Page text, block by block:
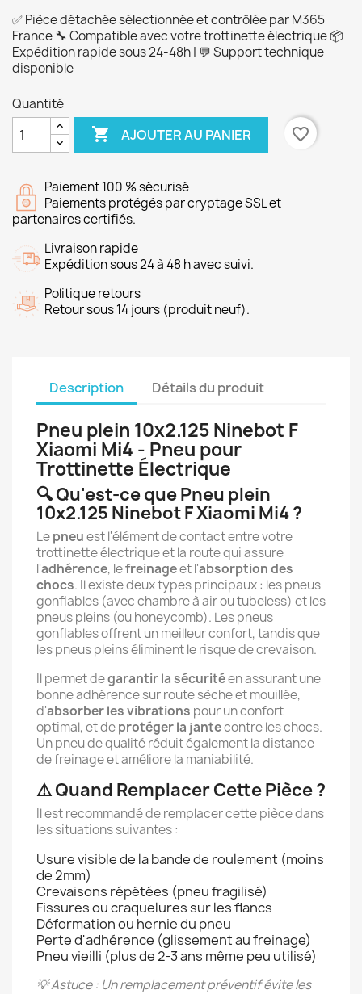
✅ Pièce détachée sélectionnée et contrôlée par M365
France 🔧 Compatible avec votre trottinette électrique 📦
Expédition rapide sous 24-48h | 💬 Support technique
disponible
Quantité
 AJOUTER AU PANIER favorite_border
Paiement 100 % sécurisé
Paiements protégés par cryptage SSL et
partenaires certifiés.
Livraison rapide
Expédition sous 24 à 48 h avec suivi.
Politique retours
Retour sous 14 jours (produit neuf).
Description Détails du produit
Pneu plein 10x2.125 Ninebot F
Xiaomi Mi4 - Pneu pour
Trottinette Électrique
🔍 Qu'est-ce que Pneu plein
10x2.125 Ninebot F Xiaomi Mi4 ?
Lepneuest l'élément de contact entre votre
trottinette électrique et la route qui assure
l'adhérence, lefreinageet l'absorption des
chocs. Il existe deux types principaux : les pneus
gonflables (avec chambre à air ou tubeless) et les
pneus pleins (ou honeycomb). Les pneus
gonflables offrent un meilleur confort, tandis que
les pneus pleins éliminent le risque de crevaison.
Il permet degarantir la sécuritéen assurant une
bonne adhérence sur route sèche et mouillée,
d'absorber les vibrations pour un confort
optimal, et deprotéger la jantecontre les chocs.
Un pneu de qualité réduit également la distance
de freinage et améliore la maniabilité.
⚠️ Quand Remplacer Cette Pièce ?
Il est recommandé de remplacer cette pièce dans
les situations suivantes :
Usure visible de la bande de roulement (moins
de 2mm)
Crevaisons répétées (pneu fragilisé)
Fissures ou craquelures sur les flancs
Déformation ou hernie du pneu
Perte d'adhérence (glissement au freinage)
Pneu vieilli (plus de 2-3 ans même peu utilisé)
💡 Astuce : Un remplacement préventif évite les